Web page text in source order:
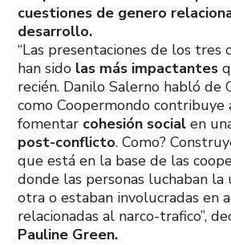
cuestiones de genero
desarrollo.
“Las presentaciones de los tres
han sido las más impactantes
recién. Danilo Salerno habló de
como Coopermondo contribuye
fomentar cohesión social en
post-conflicto. Como?
que está en la base de las
donde las personas luchaban la
otra o estaban involucradas en
relacionadas al narco-trafico”,
Pauline Green.